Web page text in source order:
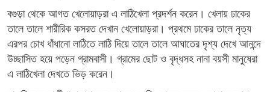
বগুড়া থেকে আগত খেলোয়াড়রা এ লাঠিখেলা প্রদর্শন করেন। খেলায় ঢাকের
তালে তালে শারীরিক কসরত দেখান খেলোয়াড়রা। প্রথমে ঢাকের তালে নৃত্য
এরপর চোখ ধাঁধানো লাঠিতে লাঠি দিয়ে তালে তালে আঘাতের দৃশ্য দেখে আনন্দে
উচ্ছাসিত হয়ে পড়েন গ্রামবাসী। গ্রামের ছোট ও বৃদ্ধসহ নানা বয়সী মানুষেরা
এ লাঠিখেলা দেখতে ভিড় করেন।